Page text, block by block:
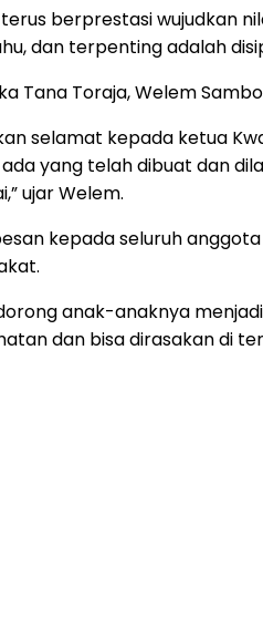
berprestasi wujudkan
dan terpenting adalah
Tana Toraja, Welem
selamat kepada ketua
yang telah dibuat dan
ujar Welem.
kepada seluruh
anak-anaknya
dan bisa dirasakan di